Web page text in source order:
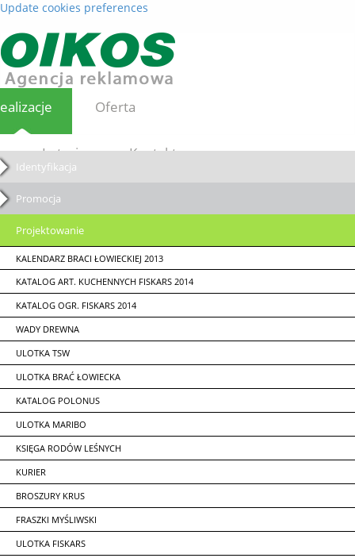
Update cookies preferences
Oferta
Loterie Kontakt
Identyfikacja
Promocja
Projektowanie
KALENDARZ BRACI ŁOWIECKIEJ 2013
KATALOG ART. KUCHENNYCH FISKARS 2014
KATALOG OGR. FISKARS 2014
WADY DREWNA
ULOTKA TSW
ULOTKA BRAĆ ŁOWIECKA
KATALOG POLONUS
ULOTKA MARIBO
KSIĘGA RODÓW LEŚNYCH
KURIER
BROSZURY KRUS
FRASZKI MYŚLIWSKI
ULOTKA FISKARS